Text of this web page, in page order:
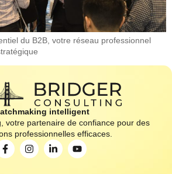
du B2B, votre réseau professionnel
intelligent
votre partenaire de confiance pour des
professionnelles efficaces.